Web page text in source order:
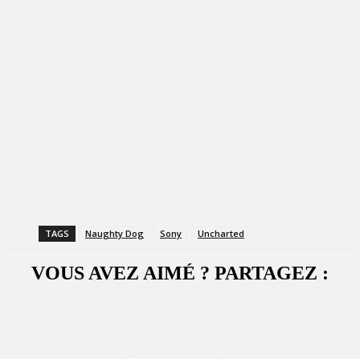
TAGS Naughty Dog Sony Uncharted
VOUS AVEZ AIMÉ ? PARTAGEZ :